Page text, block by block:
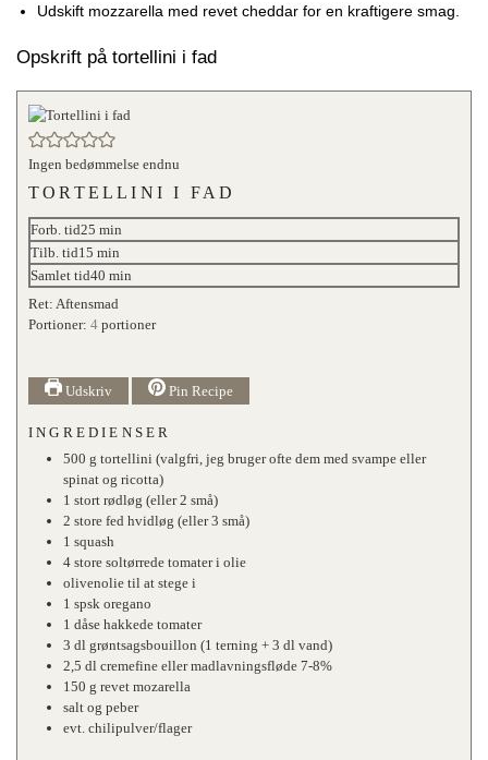
Udskift mozzarella med revet cheddar for en kraftigere smag.
Opskrift på tortellini i fad
Ingen bedømmelse endnu
TORTELLINI I FAD
Forb. tid25 minutter
min
Tilb. tid15 minutter
min
Samlet tid40 minutter
min
Ret: Aftensmad
Portioner: 4 portioner
Udskriv Pin Recipe
INGREDIENSER
500 g tortellini (valgfri, jeg bruger ofte dem med svampe eller
spinat og ricotta)
1 stort rødløg (eller 2 små)
2 store fed hvidløg (eller 3 små)
1 squash
4 store soltørrede tomater i olie
olivenolie til at stege i
1 spsk oregano
1 dåse hakkede tomater
3 dl grøntsagsbouillon (1 terning + 3 dl vand)
2,5 dl cremefine eller madlavningsfløde 7-8%
150 g revet mozarella
salt og peber
evt. chilipulver/flager